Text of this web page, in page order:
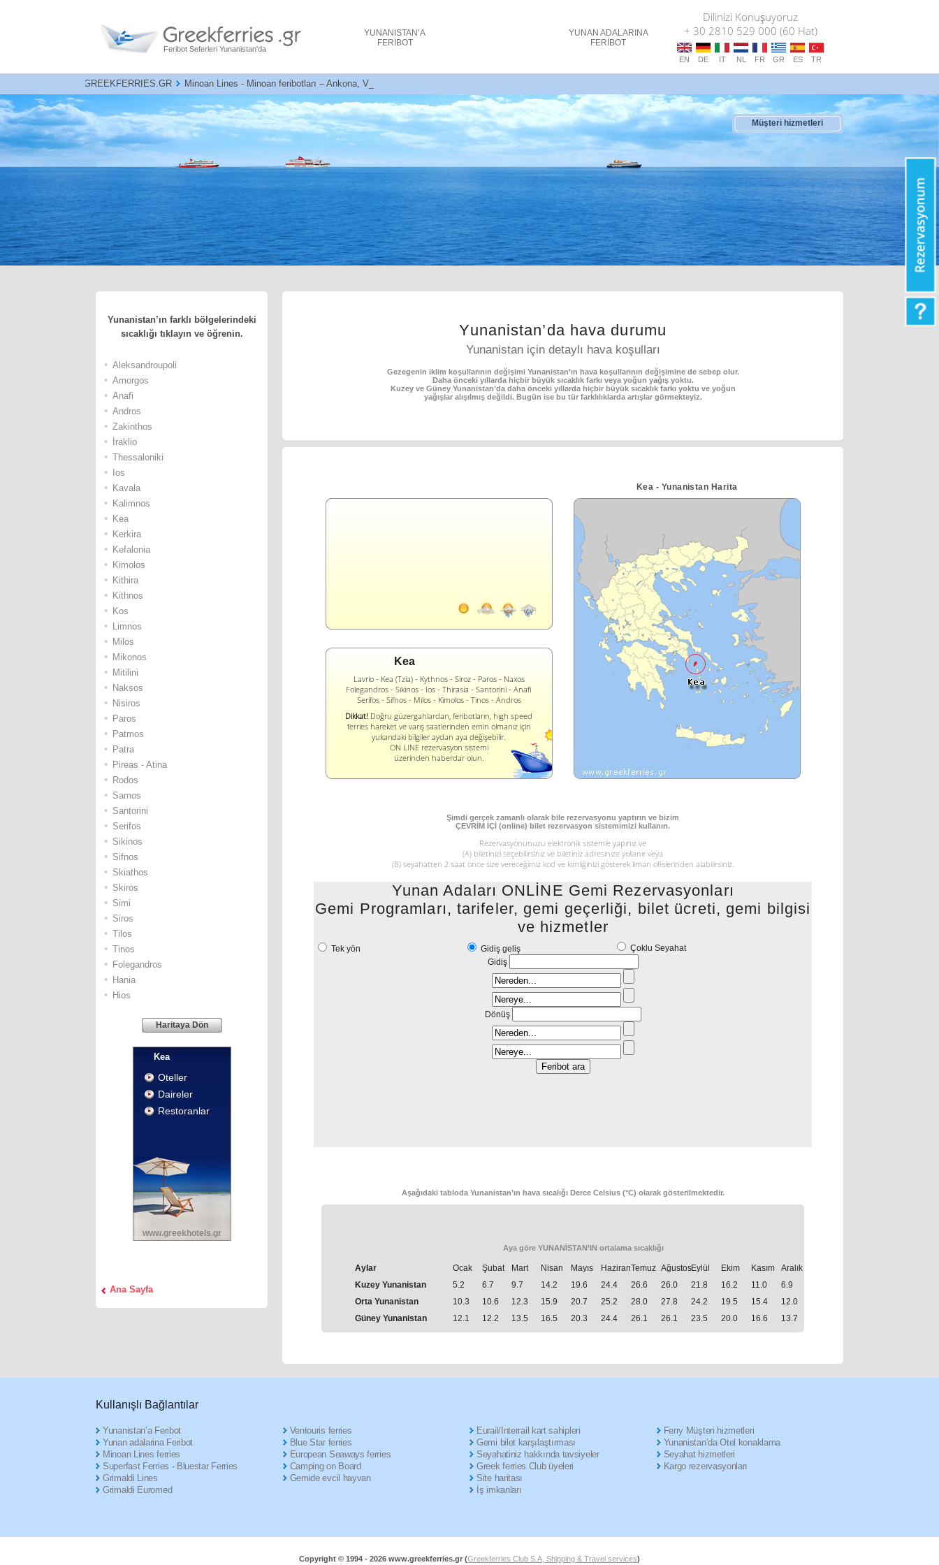
Feribot Seferleri Yunanistan'da
YUNANISTAN’A
FERİBOT
YUNAN ADALARINA
FERİBOT
Dilinizi Konuşuyoruz
+ 30 2810 529 000 (60 Hat)
EN DE IT NL FR GR ES TR
GREEKFERRIES.GR Minoan Lines - Minoan feribotları – Ankona, Venedik Yunanistan – Feribot biletleri + indirimler
Müşteri hizmetleri
Yunanistan’ın farklı bölgelerindeki
sıcaklığı tıklayın ve öğrenin.
• Αleksandroupoli
• Αmorgos
• Αnafi
• Andros
• Ζakinthos
• İraklio
• Thessaloniki
• Ios
• Κavala
• Κalimnos
• Κea
• Κerkira
• Κefalonia
• Κimolos
• Κithira
• Κithnos
• Κos
• Limnos
• Μilos
• Μikonos
• Μitilini
• Νaksos
• Νisiros
• Paros
• Patmos
• Patra
• Pireas - Atina
• Rodos
• Samos
• Santorini
• Serifos
• Sikinos
• Sifnos
• Skiathos
• Skiros
• Simi
• Siros
• Tilos
• Τinos
• Folegandros
• Hania
• Hios
Haritaya Dön
Kea
Oteller
Daireler
Restoranlar
www.greekhotels.gr
Αna Sayfa
Yunanistan’da hava durumu
Yunanistan için detaylı hava koşulları
Gezegenin iklim koşullarının değişimi Yunanistan’ın hava koşullarının değişimine de sebep olur.
Daha önceki yıllarda hiçbir büyük sıcaklık farkı veya yoğun yağış yoktu.
Kuzey ve Güney Yunanistan’da daha önceki yıllarda hiçbir büyük sıcaklık farkı yoktu ve yoğun
yağışlar alışılmış değildi. Bugün ise bu tür farklılıklarda artışlar görmekteyiz.
Kea
Lavrio - Kea (Tzia) - Kythnos - Siroz - Paros - Naxos
Folegandros - Sikinos - Ios - Thirasia - Santorini - Anafi
Serifos - Sifnos - Milos - Kimolos - Tinos - Andros
Dikkat! Doğru güzergahlardan, feribotların, high speed
ferries hareket ve varış saatlerinden emin olmanız için
yukarıdaki bilgiler aydan aya değişebilir.
ON LINE rezervasyon sistemi
üzerinden haberdar olun.
Kea - Yunanistan Harita
Şimdi gerçek zamanlı olarak bile rezervasyonu yaptırın ve bizim
ÇEVRİM İÇİ (online) bilet rezervasyon sistemimizi kullanın.
Rezervasyonunuzu elektronik sistemle yapınız ve
(Α) biletinizi seçebilirsiniz ve biletiniz adresinize yollanır veya
(Β) seyahatten 2 saat önce size vereceğimiz kod ve kimliğinizi gösterek liman ofislerinden alabilirsiniz.
Yunan Adaları ONLİNE Gemi Rezervasyonları
Gemi Programları, tarifeler, gemi geçerliği, bilet ücreti, gemi bilgisi
ve hizmetler
Tek yön Gidiş geliş
Çoklu Seyahat
Gidiş
Dönüş
Aşağıdaki tabloda Yunanistan’ın hava sıcalığı Derce Celsius (°C) olarak gösterilmektedir.
Aya göre YUNANİSTAN’IN ortalama sıcaklığı
Aylar Ocak Şubat Μart Nisan Μayıs HaziranTemuz AğustosEylül Ekim Kasım
Aralık
Kuzey Yunanistan
5.2 6.7 9.7 14.2 19.6 24.4 26.6 26.0 21.8 16.2 11.0
6.9
Orta Yunanistan
10.3 10.6 12.3 15.9 20.7 25.2 28.0 27.8 24.2 19.5 15.4
12.0
Güney Yunanistan
12.1 12.2 13.5 16.5 20.3 24.4 26.1 26.1 23.5 20.0 16.6 13.7
Κullanışlı Βağlantılar
Yunanistan’a Feribot
Yunan adalarina Feribot
Minoan Lines ferries
Superfast Ferries - Bluestar Ferries
Grimaldi Lines
Grimaldi Euromed
Ventouris ferries
Blue Star ferries
European Seaways ferries
Camping on Board
Gemide evcil hayvan
Eurail/Interrail kart sahipleri
Gemi bilet karşılaştırması
Seyahatiniz hakkında tavsiyeler
Greek ferries Club üyeleri
Site haritası
İş imkanları
Ferry Müşteri hizmetleri
Yunanistan’da Otel konaklama
Seyahat hizmetleri
Kargo rezervasyonları
Copyright © 1994 - 2026 www.greekferries.gr (Greekferries Club S.A, Shipping & Travel services)